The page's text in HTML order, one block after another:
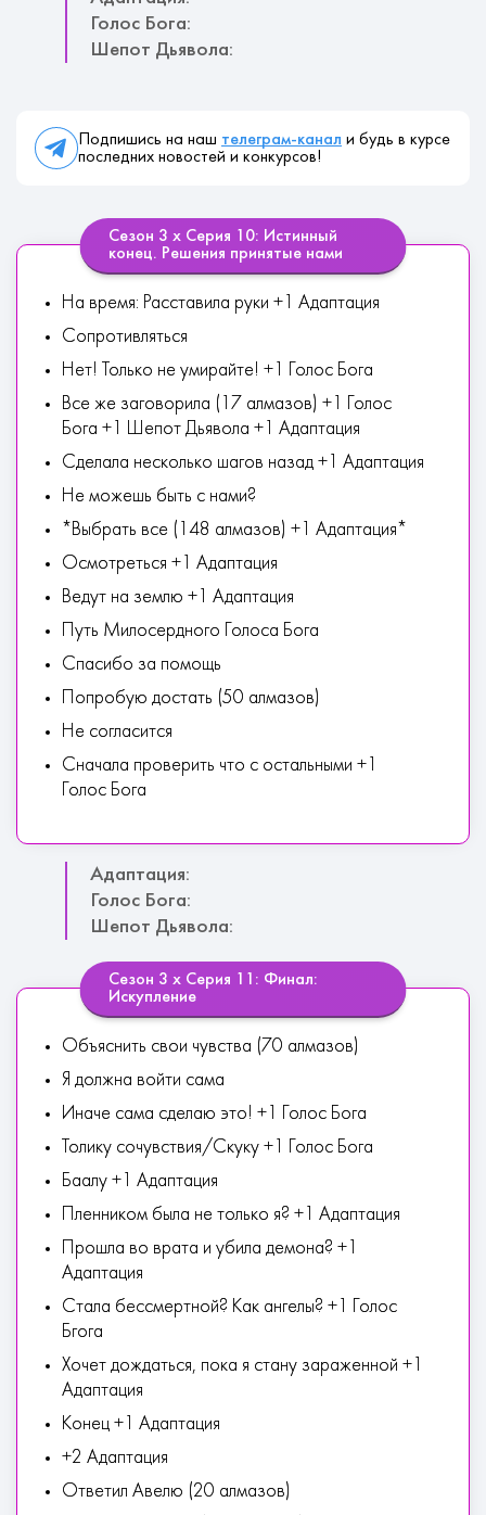
Голос Бога:
Шепот Дьявола:
Подпишись на наш телеграм-канал и будь в курсе
последних новостей и конкурсов!
Сезон 3 х Серия 10: Истинный
конец. Решения принятые нами
На время: Расставила руки +1 Адаптация
Сопротивляться
Нет! Только не умирайте! +1 Голос Бога
Все же заговорила (17 алмазов) +1 Голос
Бога +1 Шепот Дьявола +1 Адаптация
Сделала несколько шагов назад +1 Адаптация
Не можешь быть с нами?
*Выбрать все (148 алмазов) +1 Адаптация*
Осмотреться +1 Адаптация
Ведут на землю +1 Адаптация
Путь Милосердного Голоса Бога
Спасибо за помощь
Попробую достать (50 алмазов)
Не согласится
Сначала проверить что с остальными +1
Голос Бога
Адаптация:
Голос Бога:
Шепот Дьявола:
Сезон 3 х Серия 11: Финал:
Искупление
Объяснить свои чувства (70 алмазов)
Я должна войти сама
Иначе сама сделаю это! +1 Голос Бога
Толику сочувствия/Скуку +1 Голос Бога
Баалу +1 Адаптация
Пленником была не только я? +1 Адаптация
Прошла во врата и убила демона? +1
Адаптация
Стала бессмертной? Как ангелы? +1 Голос
Бгога
Хочет дождаться, пока я стану зараженной +1
Адаптация
Конец +1 Адаптация
+2 Адаптация
Ответил Авелю (20 алмазов)